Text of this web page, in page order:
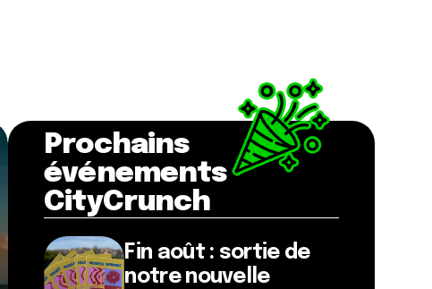
Prochains
événements
CityCrunch
Fin août : sortie de
notre nouvelle